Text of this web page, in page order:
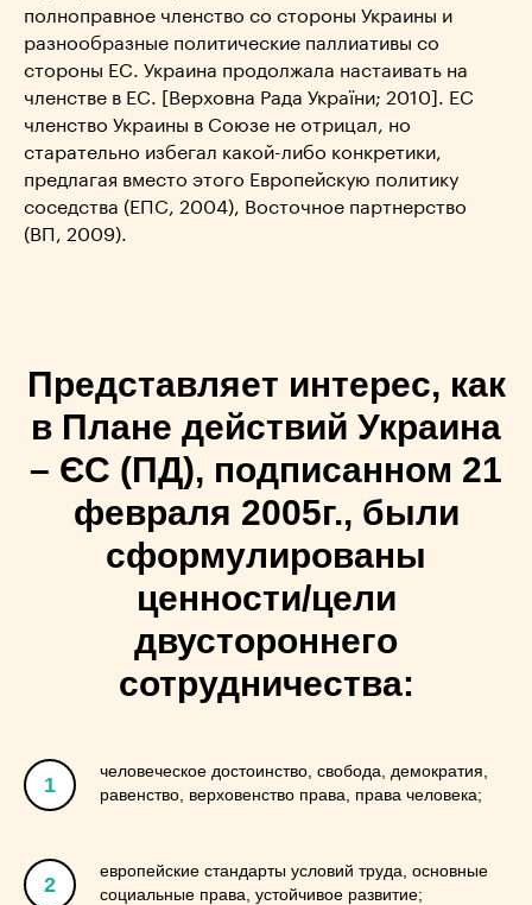
полноправное членство со стороны Украины и
разнообразные политические паллиативы со
стороны ЕС. Украина продолжала настаивать на
членстве в ЕС. [Верховна Рада України; 2010]. ЕС
членство Украины в Союзе не отрицал, но
старательно избегал какой-либо конкретики,
предлагая вместо этого Европейскую политику
соседства (ЕПС, 2004), Восточное партнерство
(ВП, 2009).
Представляет интерес, как
в Плане действий Украина
– ЄС (ПД), подписанном 21
февраля 2005г., были
сформулированы
ценности/цели
двустороннего
сотрудничества:
1
человеческое достоинство, свобода, демократия,
равенство, верховенство права, права человека;
2
европейские стандарты условий труда, основные
социальные права, устойчивое развитие;